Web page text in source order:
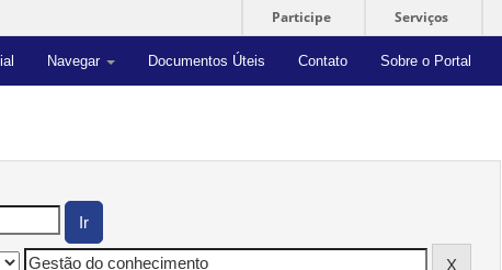
Participe Serviços
Navegar Documentos Úteis Contato Sobre o Portal